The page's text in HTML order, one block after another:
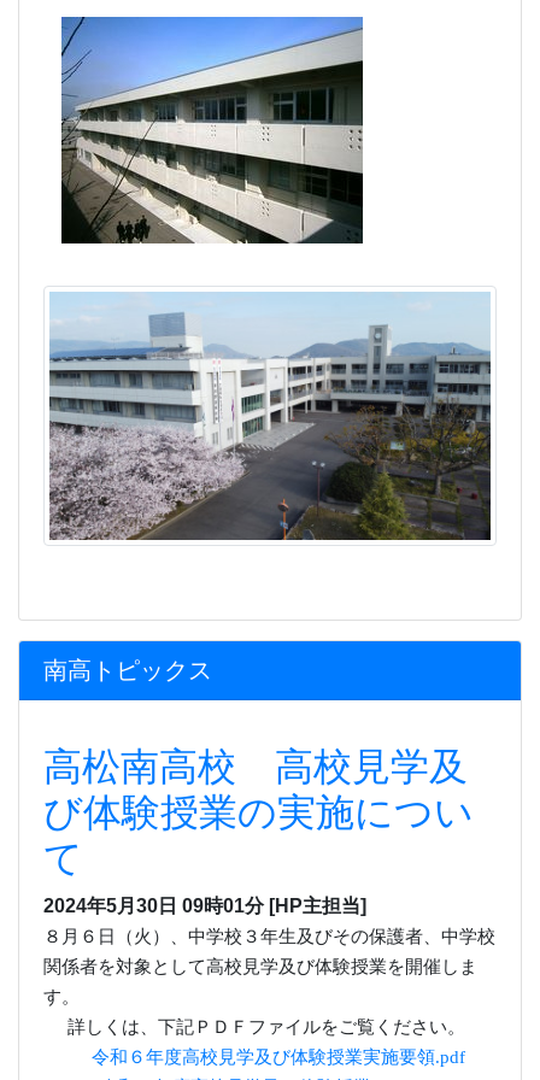
南高トピックス
高松南高校 高校見学及
び体験授業の実施につい
て
８月６日（火）、中学校３年生及びその保護者、中学校
関係者を対象として高校見学及び体験授業を開催しま
す。
令和６年度高校見学及び体験授業実施要領.pdf
令和６年度高校見学及び体験授業チラシ.pdf
中学校を通して、お申し込みいただくこととしていま
す。